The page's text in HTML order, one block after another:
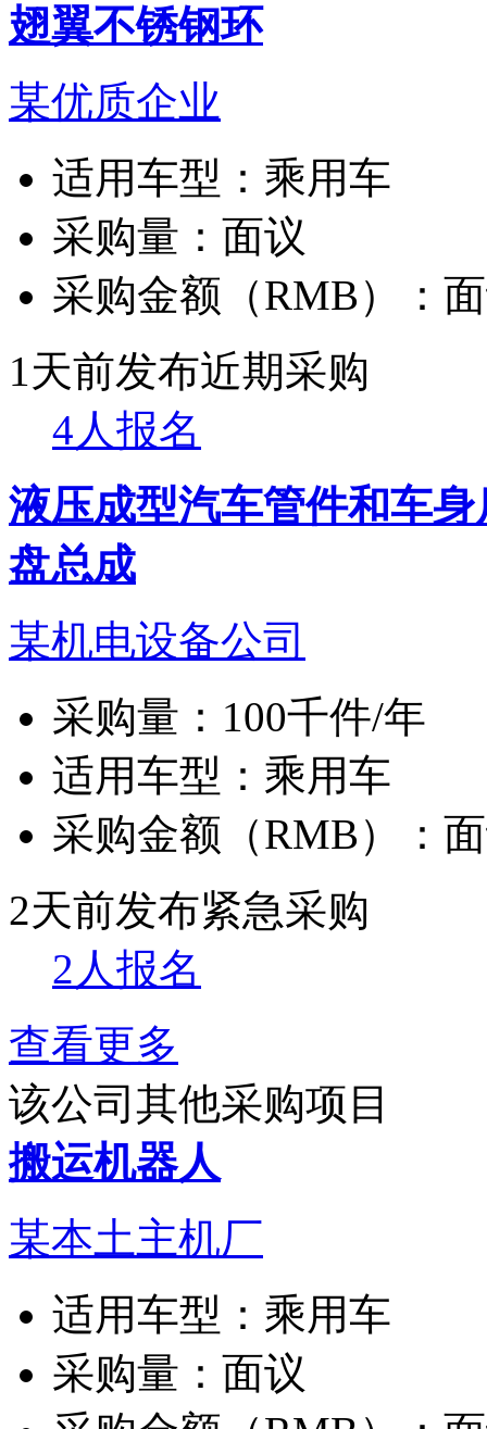
翅翼不锈钢环
某优质企业
适用车型： 乘用车
采购量： 面议
采购金额（RMB）：
1天前发布近期采购
4人报名
液压成型汽车管件和车
盘总成
某机电设备公司
采购量： 100千件/年
适用车型： 乘用车
采购金额（RMB）：
2天前发布紧急采购
2人报名
查看更多
该公司其他采购项目
搬运机器人
某本土主机厂
适用车型： 乘用车
采购量： 面议